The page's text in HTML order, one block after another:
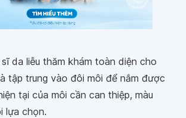
da liễu thăm khám toàn diện cho
tập trung vào đôi môi để nắm được
tại của môi cần can thiệp, màu
lựa chọn.